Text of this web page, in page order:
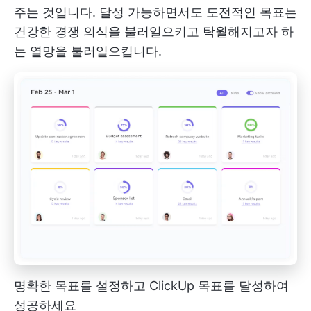
주는 것입니다. 달성 가능하면서도 도전적인 목표는
건강한 경쟁 의식을 불러일으키고 탁월해지고자 하
는 열망을 불러일으킵니다.
명확한 목표를 설정하고 ClickUp 목표를 달성하여
성공하세요